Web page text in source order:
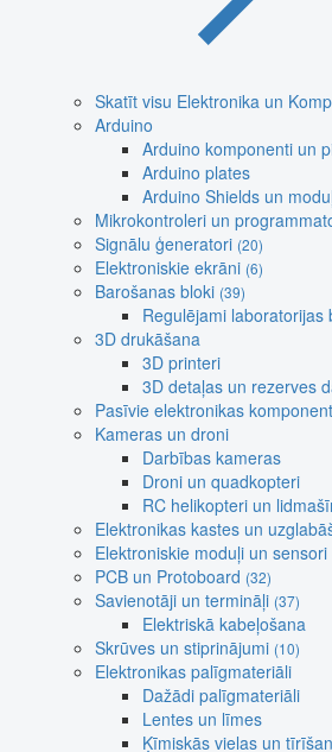
Skatīt visu Elektronika un
Arduino
Arduino komponenti un
Arduino plates
Arduino Shields un
Mikrokontroleri un
Signālu ģeneratori (20)
Elektroniskie ekrāni (6)
Barošanas bloki (39)
Regulējami laboratorijas
3D drukāšana
3D printeri
3D detaļas un rezerves
Pasīvie elektronikas
Kameras un droni
Darbības kameras
Droni un quadkopteri
RC helikopteri un
Elektronikas kastes un
Elektroniskie moduļi un sensori
PCB un Protoboard (32)
Savienotāji un termināļi (37)
Elektriskā kabeļošana
Skrūves un stiprinājumi (10)
Elektronikas palīgmateriāli
Dažādi palīgmateriāli
Lentes un līmes
Ķīmiskās vielas un